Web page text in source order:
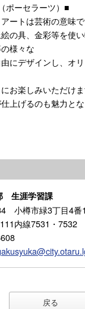
ポーセラーツ）■
ートは芸術の意味で
の具、金彩等を使
様々な
にデザインし、オ
お楽しみいただけま
上げるのも魅力とな
生涯学習課
小樽市緑3丁目4番
内線7531・7532
戻る